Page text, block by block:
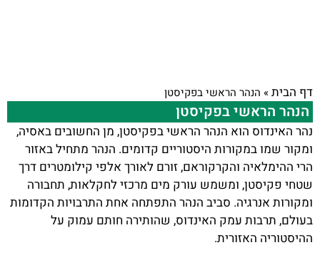
דף הבית» הנהר הראשי בפקיסטן
הנהר הראשי בפקיסטן
נהר האינדוס הוא הנהר הראשי בפקיסטן, מן החשובים באסיה,
ומקור שמו במקורות היסטוריים קדומים. הנהר מתחיל באזור
הרי ההימלאיה והקרקוראם, זורם לאורך אלפי קילומטרים דרך
שטחי פקיסטן, ומשמש עורק מים מרכזי לחקלאות, תחבורה
ומקורות אנרגיה. סביב הנהר התפתחה אחת התרבויות הקדומות
בעולם, תרבות עמק האינדוס, שהותירה חותם עמוק על
ההיסטוריה האזורית.